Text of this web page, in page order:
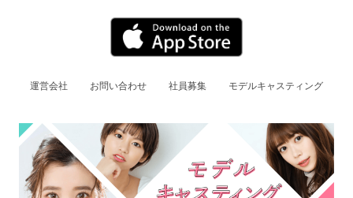
運営会社 お問い合わせ 社員募集 モデルキャスティング